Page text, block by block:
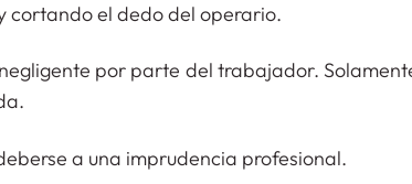
cortando el dedo del operario.
por parte del trabajador.
a una imprudencia profesional.